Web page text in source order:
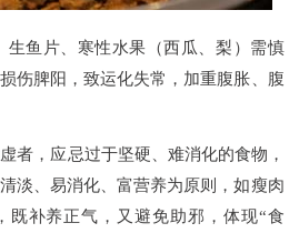
鱼片、寒性水果（西瓜、梨）需慎
伤脾阳，致运化失常，加重腹胀、腹
者，应忌过于坚硬、难消化的食物，
淡、易消化、富营养为原则，如瘦肉
既补养正气，又避免助邪，体现“食